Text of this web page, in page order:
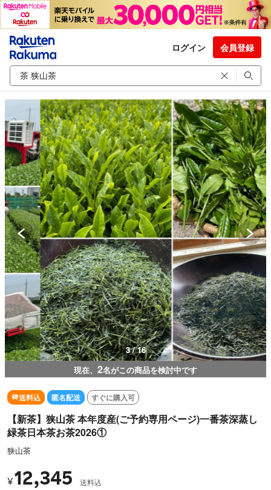
ログイン 会員登録
3 / 16
現在、 2名がこの商品を検討中です
送料込 匿名配送 すぐに購入可
【新茶】狭山茶 本年度産(ご予約専用ページ)一番茶深蒸し
緑茶日本茶お茶2026①
狭山茶
¥12,345 送料込